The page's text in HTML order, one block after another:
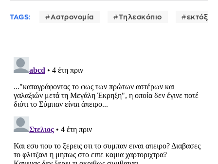
TAGS: Αστρονομία Τηλεσκόπιο